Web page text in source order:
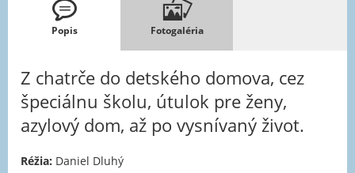
Popis Fotogaléria
Z chatrče do detského domova, cez
špeciálnu školu, útulok pre ženy,
azylový dom, až po vysnívaný život.
Réžia: Daniel Dluhý